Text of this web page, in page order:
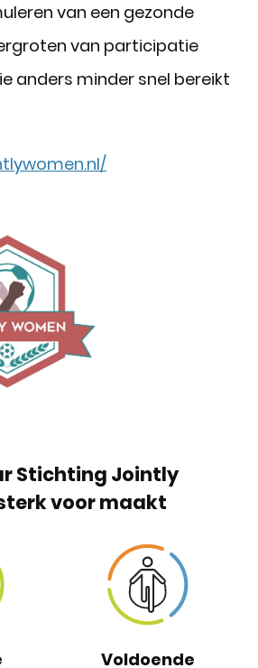
van een gezonde
van participatie
anders minder snel bereikt
Stichting Jointly
voor maakt
Voldoende